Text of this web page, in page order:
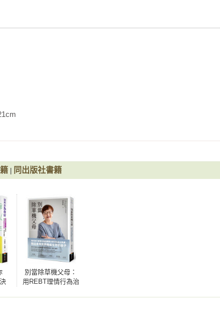
達「真有之情」。華人的下一代終於有機會擁有溫度、有饒
「真愛」而不是「真愛找麻煩」的親子關係了。
休副教授、理情行為心理治療師暨國際督導訓練師
困於無效的溝通。這本書帶我們看見了父母嘮叨背後的正面
做完美的父母，只需掌握焦點解決的智慧。這是一本為家庭
的同時，也療癒了焦慮的自己。
會副執行長
輔導學系退休教授
子女時，經常掛在嘴邊的一句話。這句話的背後，往往蘊含著
，甚至是不安與放不下。然而，這句看似再平常不過的叮嚀，
的成長設下框架與限制。期待家長們透過閱讀本書，能更理解
的語言與孩子對話，讓關心真正被聽見，讓「為你好」不只是
的力量。
授
焦慮下，常不自覺成為家中「掃興」的指揮家。但教育不是填
了極具溫度的「賦能」方法論，教您如何將「修正缺點」轉為
市自閉症家長協會顧問、第一屆華人心理諮詢師協會理事。
：運用REBT（理情行為療法），從執著到覺察，解開親密關係
理情行為治療的ABCDE走出焦慮，教出未來世界最能生存的孩
會工作碩士、上海交通大學應用心理碩士。
點解決（SFBT）教養法教你解鎖溝通雷區，為孩子賦能》
社會工作學碩士。
師，二級心理諮詢師。
會工作碩士教育中心主任、教授，兼任中國社會工作教育協會社
長、社會工作倫理專業委員會副主任、世界宣明會—中國董事、
同出版社書籍
別當除草機父母：
用REBT理情行為治